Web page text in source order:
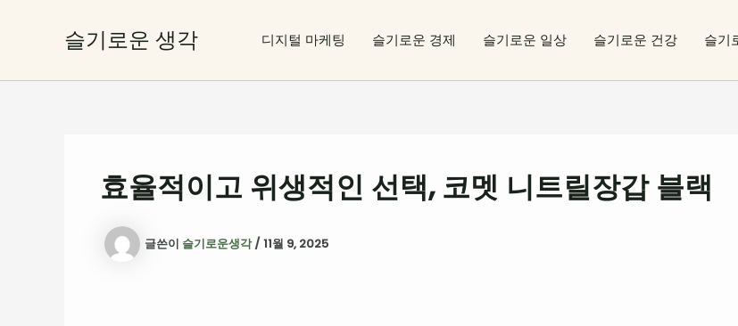
슬기로운 생각 디지털 마케팅 슬기로운 경제 슬기로운 일상 슬기로운 건강 슬기
효율적이고 위생적인 선택, 코멧 니트릴장갑 블랙
글쓴이 슬기로운생각/11월 9, 2025